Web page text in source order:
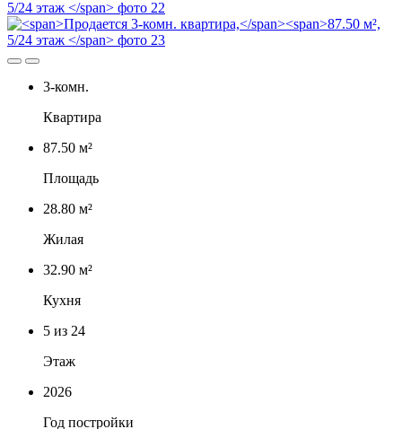
3-комн.
Квартира
87.50 м²
Площадь
28.80 м²
Жилая
32.90 м²
Кухня
5 из 24
Этаж
2026
Год постройки